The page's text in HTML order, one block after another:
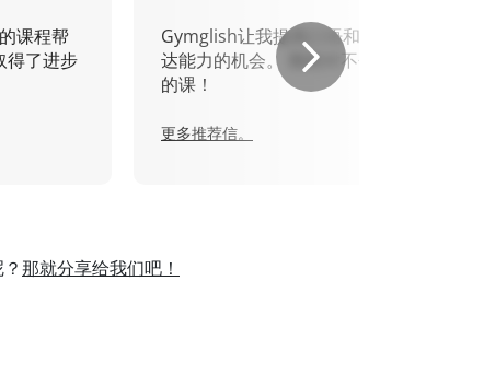
课程帮
得了进步
Gymglish让我提高口语和书面表
达能力的机会。 我绝对不会错过
的课！
更多推荐信。
那就分享给我们吧！